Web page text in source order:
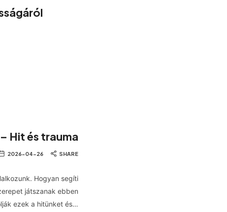
Hit és trauma
2026-04-26 SHARE
Hogyan segíti
játszanak ebben
ezek a hitünket és…